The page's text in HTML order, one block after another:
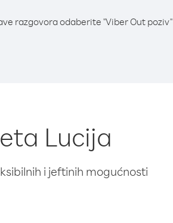
razgovora odaberite "Viber Out poziv"
Lucija
i jeftinih mogućnosti